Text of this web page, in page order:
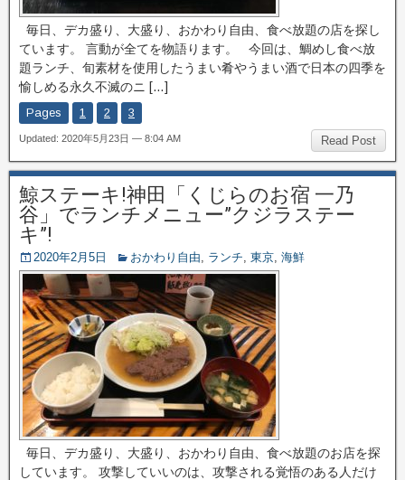
毎日、デカ盛り、大盛り、おかわり自由、食べ放題の店を探し
ています。 言動が全てを物語ります。 今回は、鯛めし食べ放
題ランチ、旬素材を使用したうまい肴やうまい酒で日本の四季を
愉しめる永久不滅のニ […]
Pages 1 2 3
Read Post
Updated: 2020年5月23日 — 8:04 AM
鯨ステーキ!神田「くじらのお宿 一乃
谷」でランチメニュー”クジラステー
キ”!
2020年2月5日 おかわり自由, ランチ, 東京, 海鮮
毎日、デカ盛り、大盛り、おかわり自由、食べ放題のお店を探
しています。 攻撃していいのは、攻撃される覚悟のある人だけ